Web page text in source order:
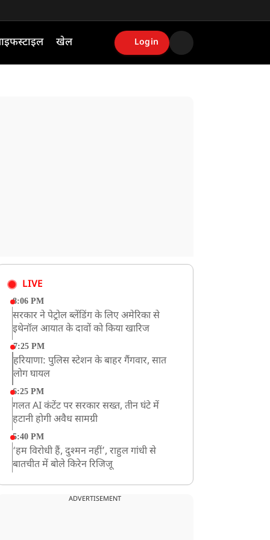
खेल Login
LIVE
8:06 PM
सरकार ने पेट्रोल ब्लेंडिंग के लिए अमेरिका से
इथेनॉल आयात के दावों को किया खारिज
7:25 PM
हरियाणा: पुलिस स्टेशन के बाहर गैंगवार, सात
लोग घायल
6:25 PM
गलत AI कंटेंट पर सरकार सख्त, तीन घंटे में
हटानी होगी अवैध सामग्री
5:40 PM
‘हम विरोधी हैं, दुश्मन नहीं’, राहुल गांधी से
बातचीत में बोले किरेन रिजिजू
झारखंड के छात्रों को CJP का समर्थन, रांची पहुंच
ADVERTISEMENT